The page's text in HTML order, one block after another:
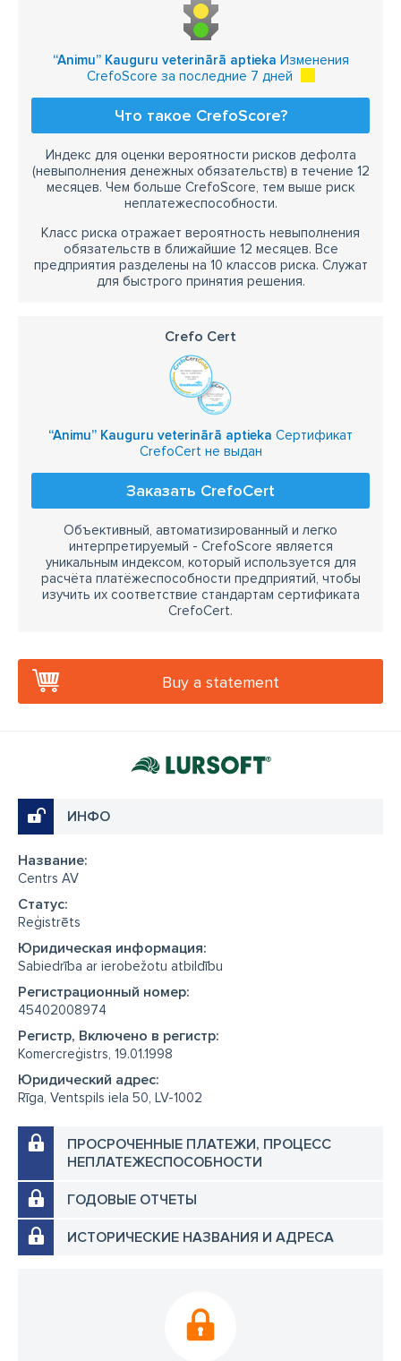
“Animu” Kauguru veterinārā aptieka Изменения
CrefoScore за последние 7 дней
Что такое CrefoScore?
Индекс для оценки вероятности рисков дефолта
(невыполнения денежных обязательств) в течение 12
месяцев. Чем больше CrefoScore, тем выше риск
неплатежеспособности.
Класс риска отражает вероятность невыполнения
обязательств в ближайшие 12 месяцев. Все
предприятия разделены на 10 классов риска. Служат
для быстрого принятия решения.
Crefo Cert
“Animu” Kauguru veterinārā aptieka Сертификат
CrefoCert не выдан
Заказать CrefoCert
Объективный, автоматизированный и легко
интерпретируемый - CrefoScore является
уникальным индексом, который используется для
расчёта платёжеспособности предприятий, чтобы
изучить их соответствие стандартам сертификата
CrefoCert.
Buy a statement
ИНФО
Название:
Centrs AV
Cтатус:
Reģistrēts
Юридическая информация:
Sabiedrība ar ierobežotu atbildību
Регистрационный номер:
45402008974
Регистр, Включено в регистр:
Komercreģistrs, 19.01.1998
Юридический адрес:
Rīga, Ventspils iela 50, LV-1002
ПРОСРОЧЕННЫЕ ПЛАТЕЖИ, ПРОЦЕСС
НЕПЛАТЕЖЕСПОСОБНОСТИ
ГОДОВЫЕ ОТЧЕТЫ
ИСТОРИЧЕСКИЕ НАЗВАНИЯ И АДРЕСА